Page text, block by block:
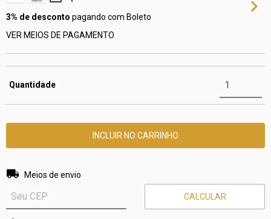
3% de desconto pagando com Boleto
VER MEIOS DE PAGAMENTO
Quantidade
Entregas para o CEP:
Meios de envio
CALCULAR